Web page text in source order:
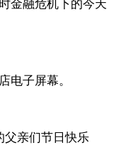
金融危机下的今天
电子屏幕。
父亲们节日快乐